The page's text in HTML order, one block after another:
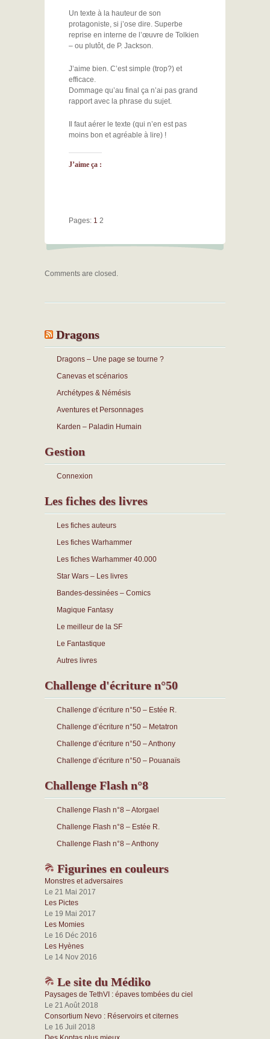
Un texte à la hauteur de son
protagoniste, si j’ose dire. Superbe
reprise en interne de l’œuvre de Tolkien
– ou plutôt, de P. Jackson.
J’aime bien. C’est simple (trop?) et
efficace.
Dommage qu’au final ça n’ai pas grand
rapport avec la phrase du sujet.
Il faut aérer le texte (qui n’en est pas
moins bon et agréable à lire) !
J’aime ça :
Pages: 1 2
Comments are closed.
Dragons
Dragons – Une page se tourne ?
Canevas et scénarios
Archétypes & Némésis
Aventures et Personnages
Karden – Paladin Humain
Gestion
Connexion
Les fiches des livres
Les fiches auteurs
Les fiches Warhammer
Les fiches Warhammer 40.000
Star Wars – Les livres
Bandes-dessinées – Comics
Magique Fantasy
Le meilleur de la SF
Le Fantastique
Autres livres
Challenge d'écriture n°50
Challenge d’écriture n°50 – Estée R.
Challenge d’écriture n°50 – Metatron
Challenge d’écriture n°50 – Anthony
Challenge d’écriture n°50 – Pouanaïs
Challenge Flash n°8
Challenge Flash n°8 – Atorgael
Challenge Flash n°8 – Estée R.
Challenge Flash n°8 – Anthony
Figurines en couleurs
Monstres et adversaires
Le 21 Mai 2017
Les Pictes
Le 19 Mai 2017
Les Momies
Le 16 Déc 2016
Les Hyènes
Le 14 Nov 2016
Le site du Médiko
Paysages de TethVI : épaves tombées du ciel
Le 21 Août 2018
Consortium Nevo : Réservoirs et citernes
Le 16 Juil 2018